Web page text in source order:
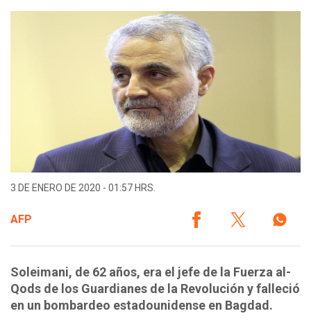
3 DE ENERO DE 2020 - 01:57 HRS.
AFP
Soleimani, de 62 años, era el jefe de la Fuerza al-
Qods de los Guardianes de la Revolución y falleció
en un bombardeo estadounidense en Bagdad.